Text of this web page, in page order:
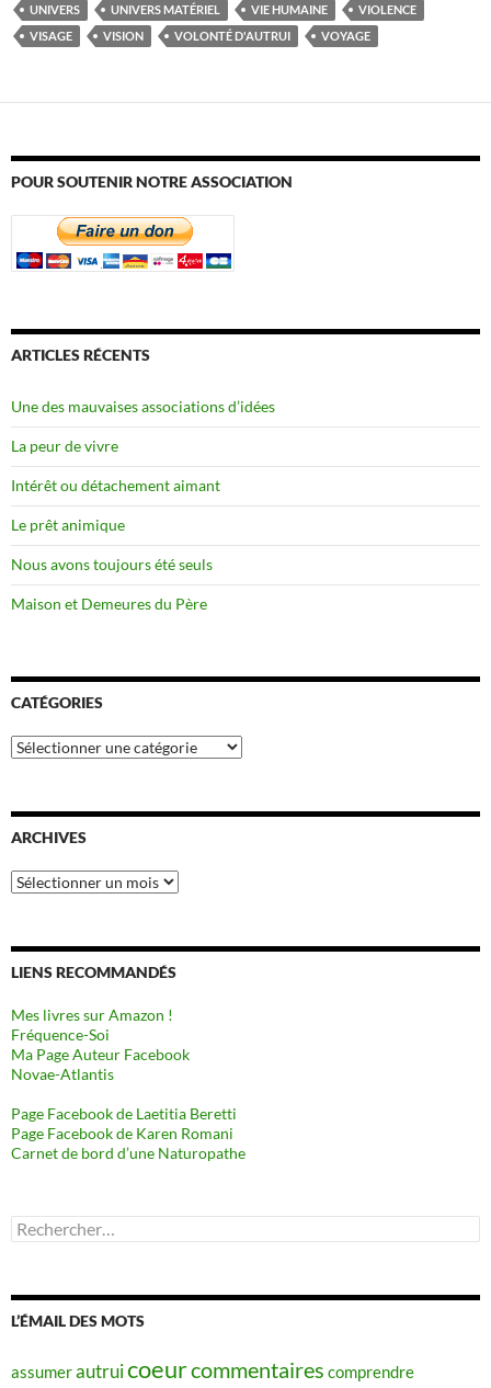
UNIVERS
UNIVERS MATÉRIEL VIE HUMAINE
VIOLENCE
VISAGE
VISION VOLONTÉ D'AUTRUI VOYAGE
POUR SOUTENIR NOTRE ASSOCIATION
ARTICLES RÉCENTS
Une des mauvaises associations d’idées
La peur de vivre
Intérêt ou détachement aimant
Le prêt animique
Nous avons toujours été seuls
Maison et Demeures du Père
CATÉGORIES
Catégories
ARCHIVES
Archives
LIENS RECOMMANDÉS
Mes livres sur Amazon !
Fréquence-Soi
Ma Page Auteur Facebook
Novae-Atlantis
Page Facebook de Laetitia Beretti
Page Facebook de Karen Romani
Carnet de bord d’une Naturopathe
Rechercher :
L’ÉMAIL DES MOTS
assumerautruicoeurcommentaires comprendre